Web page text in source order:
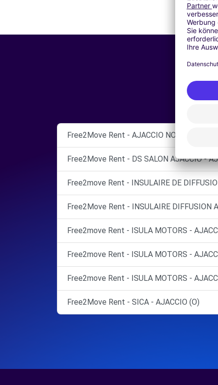
Free2Move Rent - AJACCIO NORD
Free2Move Rent - DS SALON AJACCIO -
Free2move Rent - INSULAIRE DE
Free2Move Rent - INSULAIRE DIFFUSION
Free2move Rent - ISULA MOTORS -
Free2move Rent - ISULA MOTORS -
Free2move Rent - ISULA MOTORS -
Free2Move Rent - SICA - AJACCIO (O)